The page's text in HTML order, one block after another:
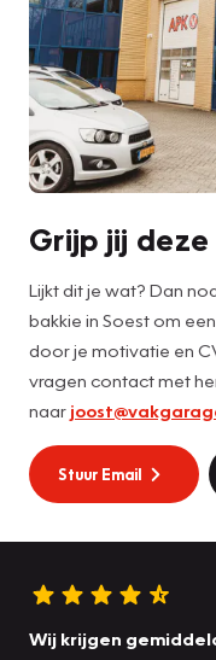
Grijp jij deze
Lijkt dit je wat? Dan
bakkie in Soest om
door je motivatie en
vragen contact met
naar
Stuur Email
Wij krijgen